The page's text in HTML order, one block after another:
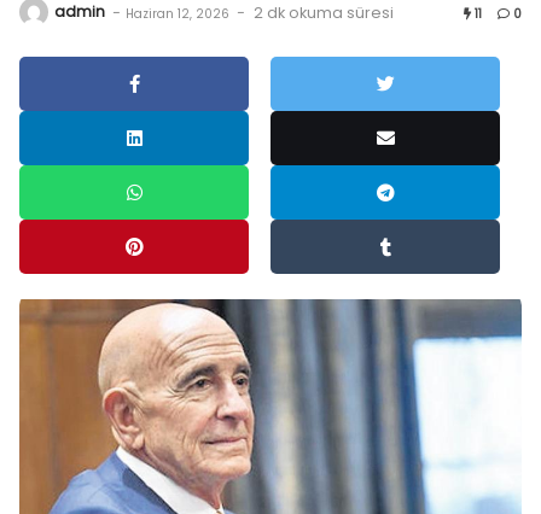
admin - Haziran 12, 2026 - 2 dk okuma süresi 11 0